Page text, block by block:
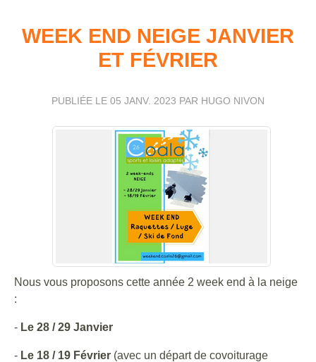
WEEK END NEIGE JANVIER
ET FÉVRIER
PUBLIÉE LE 05 JANV. 2023 PAR HUGO NIVON
Nous vous proposons cette année 2 week end à la neige
:
- Le 28 / 29 Janvier
- Le 18 / 19 Février (avec un départ de covoiturage